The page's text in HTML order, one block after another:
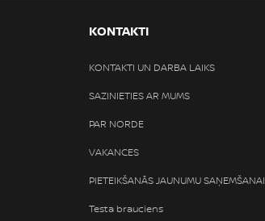
KONTAKTI
KONTAKTI UN DARBA LAIKS
SAZINIETIES AR MUMS
PAR NORDE
VAKANCES
PIETEIKŠANĀS JAUNUMU SAŅEMŠANAI
Testa brauciens